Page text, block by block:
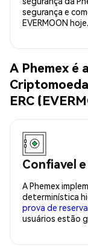
segurança e
EVERMOON hoje.
A Phemex é
ERC
Confiavel
A Phemex
determinística
prova de
usuários estão